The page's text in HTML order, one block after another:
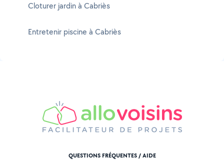
Cloturer jardin à Cabriès
Entretenir piscine à Cabriès
QUESTIONS FRÉQUENTES / AIDE